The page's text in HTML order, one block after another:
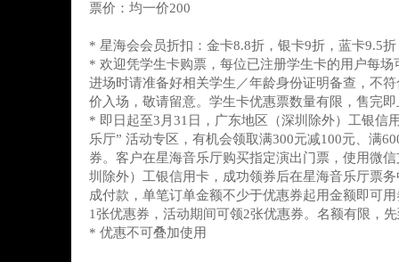
票价：均一价200
* 星海会会员折扣：金卡8.8折，银卡9折，蓝卡9.5折
* 欢迎凭学生卡购票，每位已注册学生卡的用户每场
进场时请准备好相关学生／年龄身份证明备查，不
价入场，敬请留意。学生卡优惠票数量有限，售完即
* 即日起至3月31日，广东地区（深圳除外）工银信
乐厅” 活动专区，有机会领取满300元减100元、满
券。客户在星海音乐厅购买指定演出门票，使用微
圳除外）工银信用卡，成功领券后在星海音乐厅票务
成付款，单笔订单金额不少于优惠券起用金额即可
1张优惠券，活动期间可领2张优惠券。名额有限，
* 优惠不可叠加使用